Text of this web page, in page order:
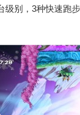
别，3种快速跑步